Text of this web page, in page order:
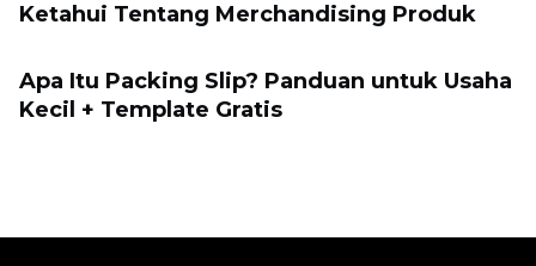
Ketahui Tentang Merchandising Produk
Apa Itu Packing Slip? Panduan untuk Usaha
Kecil + Template Gratis